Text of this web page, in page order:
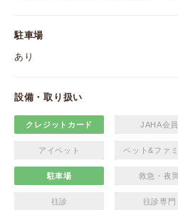
駐車場
あり
設備・取り扱い
クレジットカード JAHA会員
アイペット ペット&ファ
駐車場 救急・夜間
往診 往診専門